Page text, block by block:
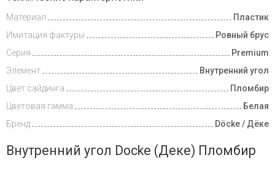
Материал
Пластик
Имитация фактуры
Ровный брус
Серия
Premium
Элемент
Внутренний угол
Цвет сайдинга
Пломбир
Цветовая гамма
Белая
Бренд
Döcke / Дёке
Внутренний угол Docke (Деке) Пломбир